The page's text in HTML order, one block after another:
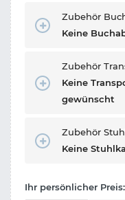
Zubehör
Keine
Zubehör
Keine
gewünscht
Zubehör
Keine
Ihr persönlicher Preis: